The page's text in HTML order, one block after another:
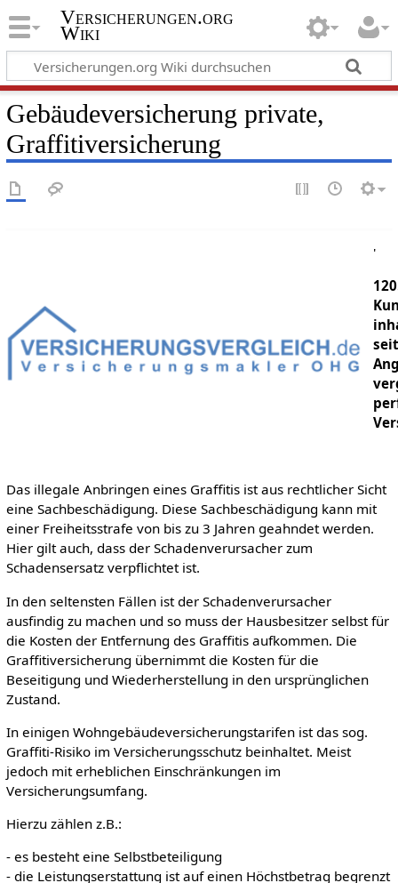
Versicherungen.org
Wiki
Gebäudeversicherung private,
Graffitiversicherung
'
Das illegale Anbringen eines Graffitis ist aus rechtlicher Sicht
eine Sachbeschädigung. Diese Sachbeschädigung kann mit
einer Freiheitsstrafe von bis zu 3 Jahren geahndet werden.
Hier gilt auch, dass der Schadenverursacher zum
Schadensersatz verpflichtet ist.
In den seltensten Fällen ist der Schadenverursacher
ausfindig zu machen und so muss der Hausbesitzer selbst für
die Kosten der Entfernung des Graffitis aufkommen. Die
Graffitiversicherung übernimmt die Kosten für die
Beseitigung und Wiederherstellung in den ursprünglichen
Zustand.
In einigen Wohngebäudeversicherungstarifen ist das sog.
Graffiti-Risiko im Versicherungsschutz beinhaltet. Meist
jedoch mit erheblichen Einschränkungen im
Versicherungsumfang.
Hierzu zählen z.B.:
- es besteht eine Selbstbeteiligung
- die Leistungserstattung ist auf einen Höchstbetrag begrenzt